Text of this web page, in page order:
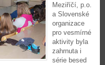
Meziříčí, p.o.
a Slovenské
organizace
pro vesmírné
aktivity byla
zahrnuta i
série besed